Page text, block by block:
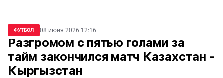
ФУТБОЛ 08 июня 2026 12:16
Разгромом с пятью голами за
тайм закончился матч Казахстан -
Кыргызстан